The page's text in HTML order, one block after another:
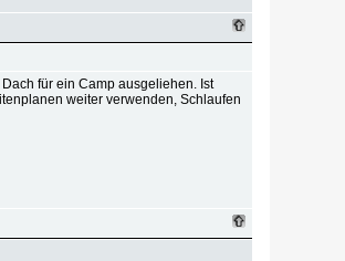
für ein Camp ausgeliehen. Ist
weiter verwenden, Schlaufen